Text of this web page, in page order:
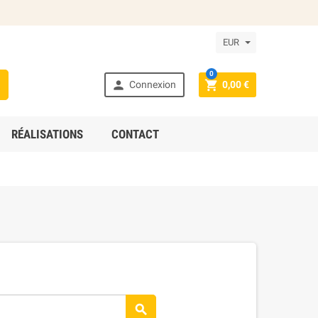
EUR
 Connexion  0,00 €
0
RÉALISATIONS CONTACT
